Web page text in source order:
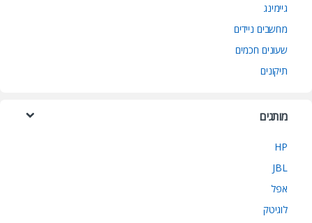
גיימינג
מחשבים ניידים
שעונים חכמים
תיקונים
מותגים
HP
JBL
אפל
לוגיטק